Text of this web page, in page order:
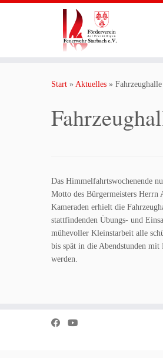
Start » Aktuelles »
Das Himmelfahrtswochenende
Motto des Bürgermeisters Herrn
Kameraden erhielt die
stattfindenden Übungs- und
mühevoller Kleinstarbeit alle
bis spät in die Abendstunden
werden.